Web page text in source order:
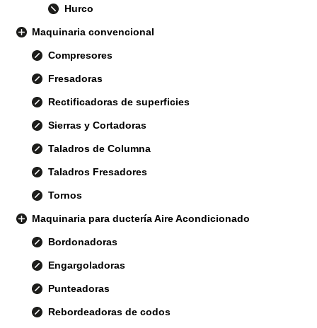
Hurco
Maquinaria convencional
Compresores
Fresadoras
Rectificadoras de superficies
Sierras y Cortadoras
Taladros de Columna
Taladros Fresadores
Tornos
Maquinaria para ductería Aire Acondicionado
Bordonadoras
Engargoladoras
Punteadoras
Rebordeadoras de codos